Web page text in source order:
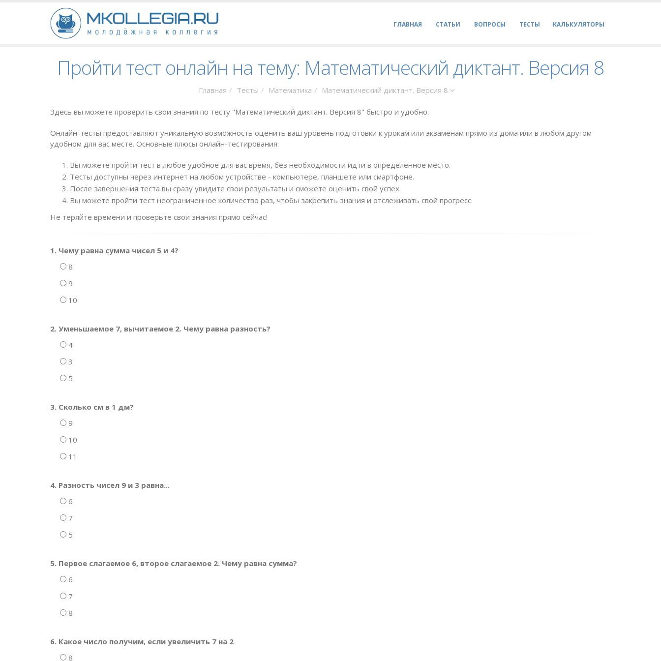
КАЛЬКУЛЯТОРЫ
ТЕСТЫ
ВОПРОСЫ
СТАТЬИ
ГЛАВНАЯ
Пройти тест онлайн на тему: Математический диктант. Версия 8
Главная Тесты Математика Математический диктант. Версия 8
Здесь вы можете проверить свои знания по тесту "Математический диктант. Версия 8" быстро и удобно.
Онлайн-тесты предоставляют уникальную возможность оценить ваш уровень подготовки к урокам или экзаменам прямо из дома или в любом другом
удобном для вас месте. Основные плюсы онлайн-тестирования:
Вы можете пройти тест в любое удобное для вас время, без необходимости идти в определенное место.
Тесты доступны через интернет на любом устройстве - компьютере, планшете или смартфоне.
После завершения теста вы сразу увидите свои результаты и сможете оценить свой успех.
Вы можете пройти тест неограниченное количество раз, чтобы закрепить знания и отслеживать свой прогресс.
Не теряйте времени и проверьте свои знания прямо сейчас!
1. Чему равна сумма чисел 5 и 4?
8
9
10
2. Уменьшаемое 7, вычитаемое 2. Чему равна разность?
4
3
5
3. Сколько см в 1 дм?
9
10
11
4. Разность чисел 9 и 3 равна...
6
7
5
5. Первое слагаемое 6, второе слагаемое 2. Чему равна сумма?
6
7
8
6. Какое число получим, если увеличить 7 на 2
8